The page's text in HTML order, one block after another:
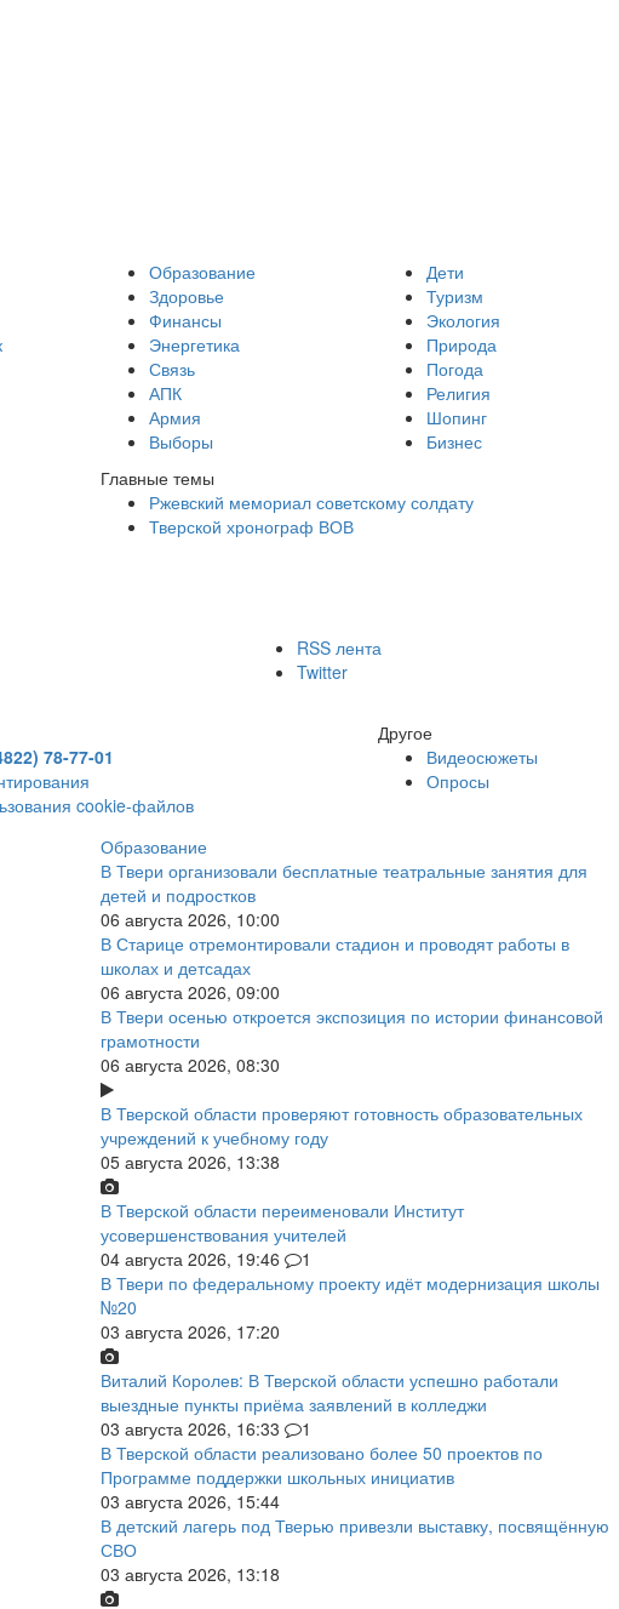
Образование
Здоровье
Финансы
Энергетика
Связь
АПК
Армия
Выборы
Дети
Туризм
Экология
Природа
Погода
Религия
Шопинг
Бизнес
Главные темы
Ржевский мемориал советскому солдату
Тверской хронограф ВОВ
RSS лента
Twitter
78-77-01
cookie-файлов
Другое
Видеосюжеты
Опросы
Образование
В Твери организовали бесплатные театральные занятия для
детей и подростков
06 августа 2026, 10:00
В Старице отремонтировали стадион и проводят работы в
школах и детсадах
06 августа 2026, 09:00
В Твери осенью откроется экспозиция по истории финансовой
грамотности
06 августа 2026, 08:30
В Тверской области проверяют готовность образовательных
учреждений к учебному году
05 августа 2026, 13:38
В Тверской области переименовали Институт
усовершенствования учителей
04 августа 2026, 19:46
1
В Твери по федеральному проекту идёт модернизация школы
№20
03 августа 2026, 17:20
Виталий Королев: В Тверской области успешно работали
выездные пункты приёма заявлений в колледжи
03 августа 2026, 16:33
1
В Тверской области реализовано более 50 проектов по
Программе поддержки школьных инициатив
03 августа 2026, 15:44
В детский лагерь под Тверью привезли выставку, посвящённую
СВО
03 августа 2026, 13:18